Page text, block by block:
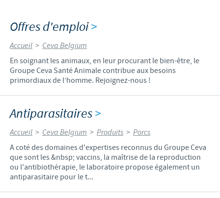
Offres d'emploi>
Accueil > Ceva Belgium
En soignant les animaux, en leur procurant le bien-être, le
Groupe Ceva Santé Animale contribue aux besoins
primordiaux de l’homme. Rejoignez-nous !
Antiparasitaires>
Accueil > Ceva Belgium > Produits > Porcs
A coté des domaines d'expertises reconnus du Groupe Ceva
que sont les &nbsp; vaccins, la maîtrise de la reproduction
ou l'antibiothérapie, le laboratoire propose également un
antiparasitaire pour le t...